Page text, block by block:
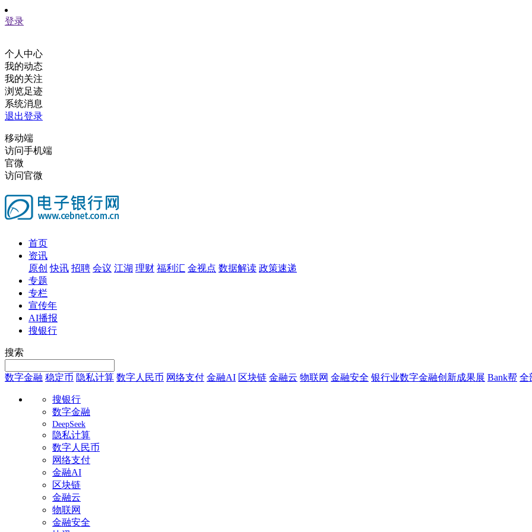
登录
个人中心
我的动态
我的关注
浏览足迹
系统消息
退出登录
移动端
访问手机端
官微
访问官微
首页
资讯
原创 快讯 招聘 会议 江湖 理财 福利汇 金视点 数据解读 政策速递
专题
专栏
宣传年
AI播报
搜银行
搜索
数字金融 稳定币 隐私计算 数字人民币 网络支付 金融AI 区块链 金融云 物联网 金融安全 银行业数字金融创新成果展 Bank帮 全
搜银行
数字金融
DeepSeek
隐私计算
数字人民币
网络支付
金融AI
区块链
金融云
物联网
金融安全